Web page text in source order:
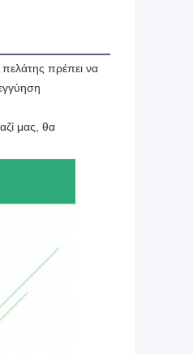
πρέπει να
μας, θα